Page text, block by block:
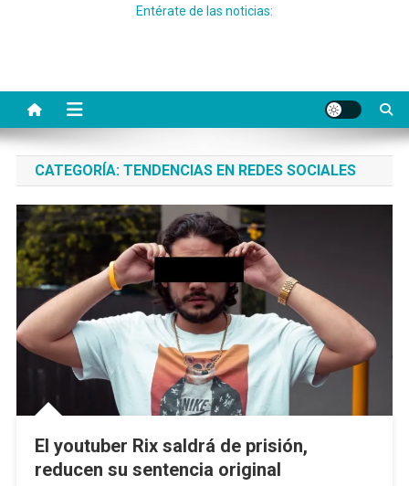
Entérate de las noticias:
CATEGORÍA: TENDENCIAS EN REDES SOCIALES
El youtuber Rix saldrá de prisión,
reducen su sentencia original